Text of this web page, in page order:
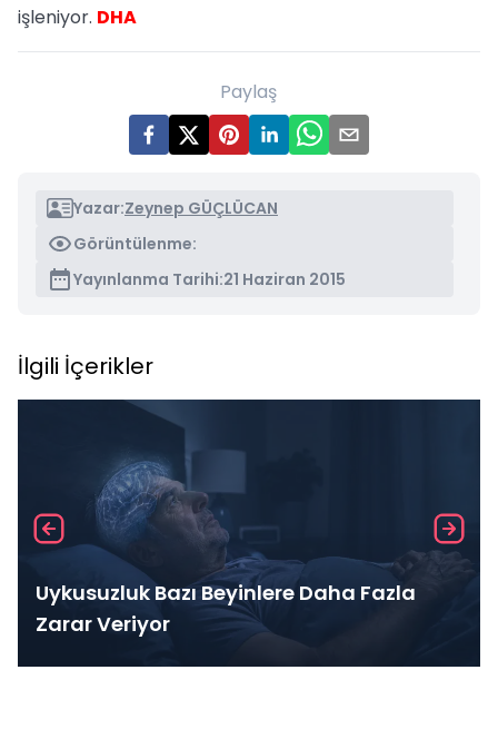
işleniyor. DHA
Paylaş
Yazar:Zeynep GÜÇLÜCAN
Görüntülenme:
Yayınlanma Tarihi:21 Haziran 2015
İlgili İçerikler
Uykusuzluk Bazı Beyinlere Daha Fazla
Zarar Veriyor